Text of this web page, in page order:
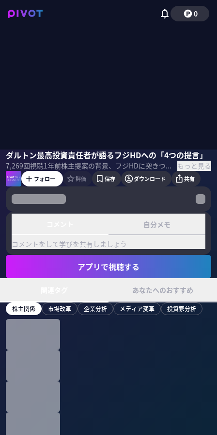
0
ダルトン最高投資責任者が語るフジHDへの「4つの提言」
7,269回視聴1年前 株主提案の背景、フジHDに突きつけた「4つの提言」 なぜ北尾吉孝氏を取締役候補に選んだのか? 遂に委任状闘争へと踏み切った大株主ダルトンの真意とは？ ダルトン・インベストメンツ 共同創業者 ジェイミー・ローゼンワルド氏とパートナー 西田真澄氏に伺いました ＜ゲスト＞ ジェイミー・ローゼンワルド｜ダルトン・インベストメンツ 共同創業者 / CIO アメリカを拠点とするファンド「ダルトン・インベストメンツ」の共同創業者。日本企業へのエンゲージメント投資を多く手がけ、今回フジ・メディアHDに対して4つの改革提言を行った。 西田真澄｜ダルトン・インベストメンツ パートナー 国内外の金融機関で長年にわたり調査・運用を経験。日本市場におけるダルトンの代表的存在として、今回の株主提案を主導。 ＜目次＞ もっと見る
ジェイミー・ローゼンワルド西田真澄野嶋紗己子
フォロー 評価 保存 ダウンロード 共有
自分メモ
コメントをして学びを共有しましょう
アプリで視聴する
あなたへのおすすめ
株主関係 市場改革 企業分析 メディア変革 投資家分析